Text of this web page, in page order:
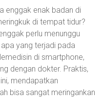
enggak enak badan di
di tempat tidur?
perlu menunggu
yang terjadi pada
di smartphone,
dengan dokter. Praktis,
mendapatkan
bisa sangat meringankan